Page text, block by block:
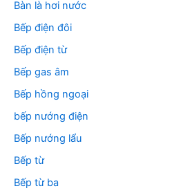
Bàn là hơi nước
Bếp điện đôi
Bếp điện từ
Bếp gas âm
Bếp hồng ngoại
bếp nướng điện
Bếp nướng lẩu
Bếp từ
Bếp từ ba